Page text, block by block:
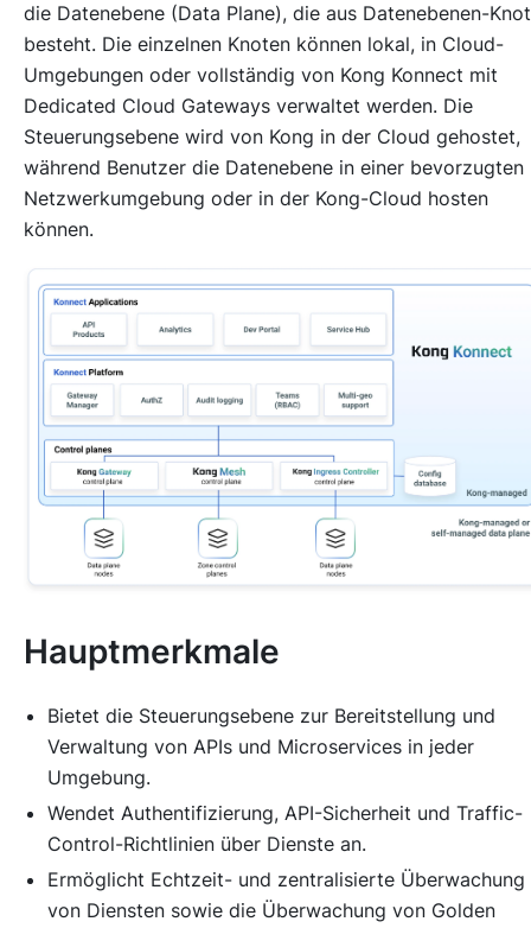
die Datenebene (Data Plane), die aus Datenebenen-
besteht. Die einzelnen Knoten können lokal, in Cloud-
Umgebungen oder vollständig von Kong Konnect mit
Dedicated Cloud Gateways verwaltet werden. Die
Steuerungsebene wird von Kong in der Cloud gehostet,
während Benutzer die Datenebene in einer bevorzugten
Netzwerkumgebung oder in der Kong-Cloud hosten
können.
Hauptmerkmale
Bietet die Steuerungsebene zur Bereitstellung und
Verwaltung von APIs und Microservices in jeder
Umgebung.
Wendet Authentifizierung, API-Sicherheit und Traffic-
Control-Richtlinien über Dienste an.
Ermöglicht Echtzeit- und zentralisierte Überwachung
von Diensten sowie die Überwachung von Golden